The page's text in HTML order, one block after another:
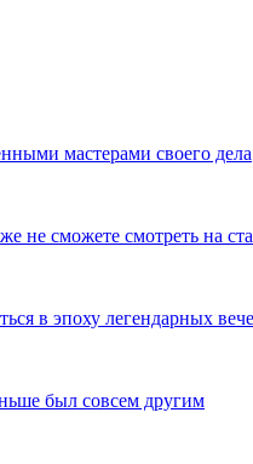
мастерами своего дела
не сможете смотреть на
в эпоху легендарных
был совсем другим